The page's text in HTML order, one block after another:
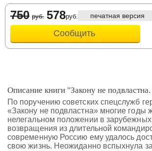
750 руб. 578руб. печатная версия
Сообщить
Описание книги "Закону не
По поручению советских спецслужб
«Закону не подвластна» многие годы
нелегальном положении в
возвращения из длительной
современную Россию ему удалось
свою жизнь. Неожиданно вспыхнула